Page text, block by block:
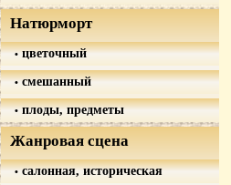
Натюрморт
цветочный
смешанный
плоды, предметы
Жанровая сцена
салонная, историческая